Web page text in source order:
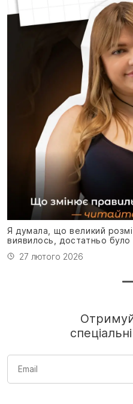
Я думала, що великий
виявилось, достатньо було
27 лютого 2026